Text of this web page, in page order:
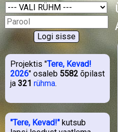
Projektis "Tere, Kevad!
2026" osaleb 5582 õpilast
ja 321 rühma.
"Tere, Kevad!" kutsub